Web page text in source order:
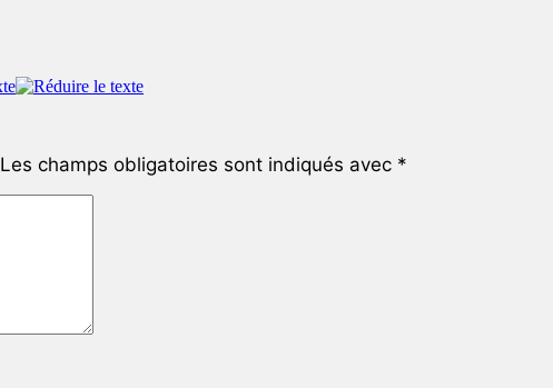
Les champs obligatoires sont indiqués avec *